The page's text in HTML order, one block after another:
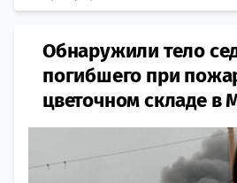
Обнаружили тело
погибшего при
цветочном складе в